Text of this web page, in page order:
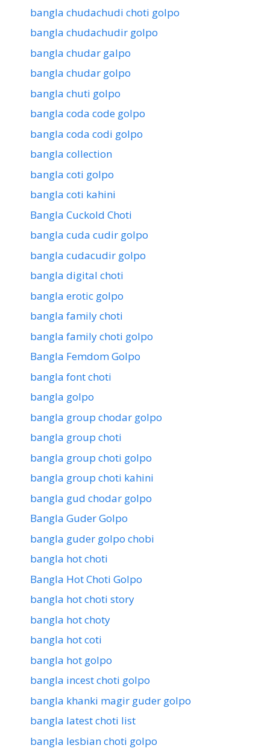
bangla chudachudi choti golpo
bangla chudachudir golpo
bangla chudar galpo
bangla chudar golpo
bangla chuti golpo
bangla coda code golpo
bangla coda codi golpo
bangla collection
bangla coti golpo
bangla coti kahini
Bangla Cuckold Choti
bangla cuda cudir golpo
bangla cudacudir golpo
bangla digital choti
bangla erotic golpo
bangla family choti
bangla family choti golpo
Bangla Femdom Golpo
bangla font choti
bangla golpo
bangla group chodar golpo
bangla group choti
bangla group choti golpo
bangla group choti kahini
bangla gud chodar golpo
Bangla Guder Golpo
bangla guder golpo chobi
bangla hot choti
Bangla Hot Choti Golpo
bangla hot choti story
bangla hot choty
bangla hot coti
bangla hot golpo
bangla incest choti golpo
bangla khanki magir guder golpo
bangla latest choti list
bangla lesbian choti golpo